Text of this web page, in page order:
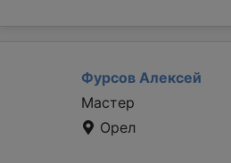
Фурсов Алексей
Мастер
Орел